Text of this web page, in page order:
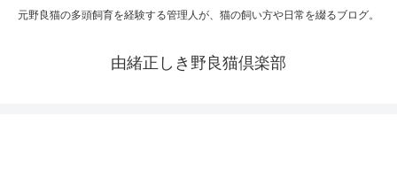
元野良猫の多頭飼育を経験する管理人が、猫の飼い方や日常を綴るブログ。
由緒正しき野良猫倶楽部